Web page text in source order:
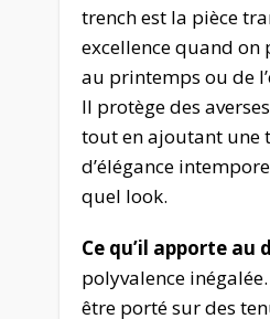
trench est la pièce
excellence quand on
au printemps ou de
Il protège des
tout en ajoutant une
d’élégance
quel look.
Ce qu’il apporte au
polyvalence
être porté sur des